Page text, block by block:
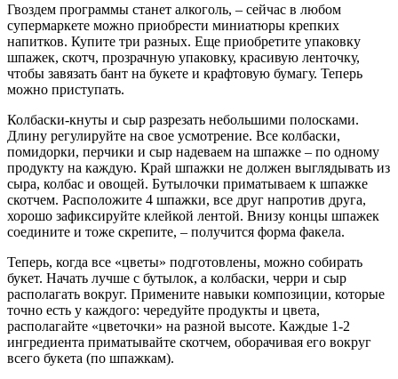
Гвоздем программы станет алкоголь, – сейчас в любом
супермаркете можно приобрести миниатюры крепких
напитков. Купите три разных. Еще приобретите упаковку
шпажек, скотч, прозрачную упаковку, красивую ленточку,
чтобы завязать бант на букете и крафтовую бумагу. Теперь
можно приступать.
Колбаски-кнуты и сыр разрезать небольшими полосками.
Длину регулируйте на свое усмотрение. Все колбаски,
помидорки, перчики и сыр надеваем на шпажке – по одному
продукту на каждую. Край шпажки не должен выглядывать из
сыра, колбас и овощей. Бутылочки приматываем к шпажке
скотчем. Расположите 4 шпажки, все друг напротив друга,
хорошо зафиксируйте клейкой лентой. Внизу концы шпажек
соедините и тоже скрепите, – получится форма факела.
Теперь, когда все «цветы» подготовлены, можно собирать
букет. Начать лучше с бутылок, а колбаски, черри и сыр
располагать вокруг. Примените навыки композиции, которые
точно есть у каждого: чередуйте продукты и цвета,
располагайте «цветочки» на разной высоте. Каждые 1-2
ингредиента приматывайте скотчем, оборачивая его вокруг
всего букета (по шпажкам).